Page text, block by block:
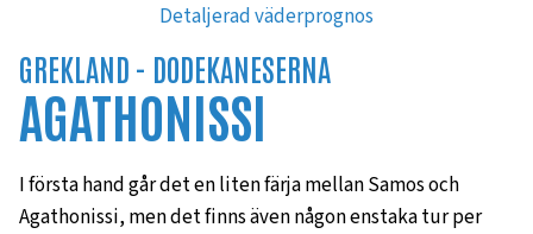
Detaljerad väderprognos
GREKLAND - DODEKANESERNA
AGATHONISSI
I första hand går det en liten färja mellan Samos och
Agathonissi, men det finns även någon enstaka tur per